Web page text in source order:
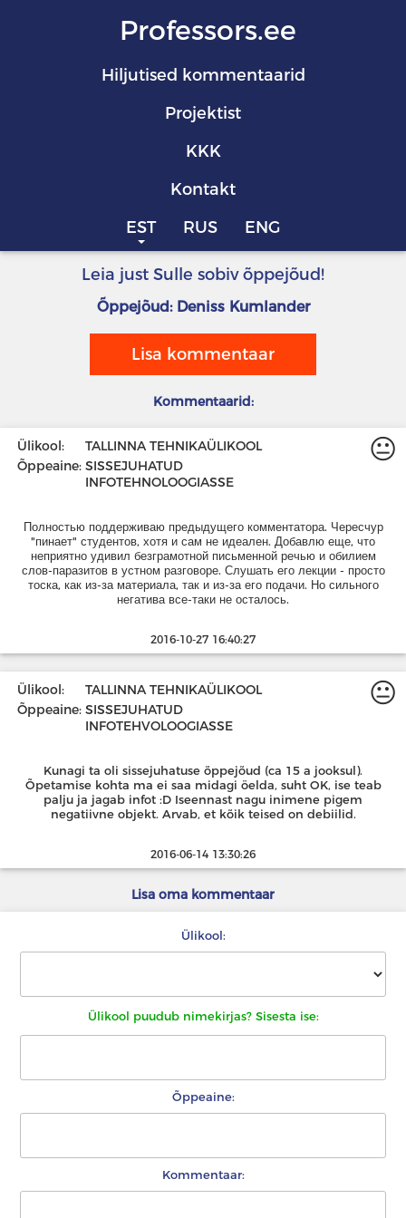
Professors.ee
Hiljutised kommentaarid
Projektist
KKK
Kontakt
EST
RUS ENG
Leia just Sulle sobiv õppejõud!
Õppejõud: Deniss Kumlander
Lisa kommentaar
Kommentaarid:
Ülikool:
TALLINNA TEHNIKAÜLIKOOL
Õppeaine: SISSEJUHATUD
INFOTEHNOLOOGIASSE
Полностью поддерживаю предыдущего комментатора. Чересчур
"пинает" студентов, хотя и сам не идеален. Добавлю еще, что
неприятно удивил безграмотной письменной речью и обилием
слов-паразитов в устном разговоре. Слушать его лекции - просто
тоска, как из-за материала, так и из-за его подачи. Но сильного
негатива все-таки не осталось.
😐
2016-10-27 16:40:27
Ülikool:
TALLINNA TEHNIKAÜLIKOOL
Õppeaine: SISSEJUHATUD
INFOTEHVOLOOGIASSE
Kunagi ta oli sissejuhatuse õppejõud (ca 15 a jooksul).
Õpetamise kohta ma ei saa midagi öelda, suht OK, ise teab
palju ja jagab infot :D Iseennast nagu inimene pigem
negatiivne objekt. Arvab, et kõik teised on debiilid.
😐
2016-06-14 13:30:26
Lisa oma kommentaar
Ülikool:
Ülikool puudub nimekirjas? Sisesta ise:
Õppeaine:
Kommentaar: